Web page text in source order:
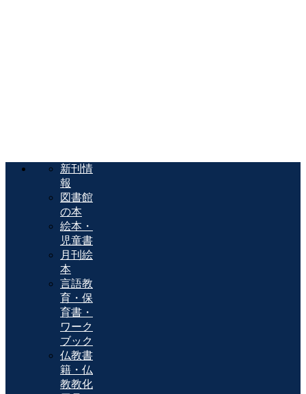
新刊情
報
図書館
の本
絵本・
児童書
月刊絵
本
言語教
育・保
育書・
ワーク
ブック
仏教書
籍・仏
教教化